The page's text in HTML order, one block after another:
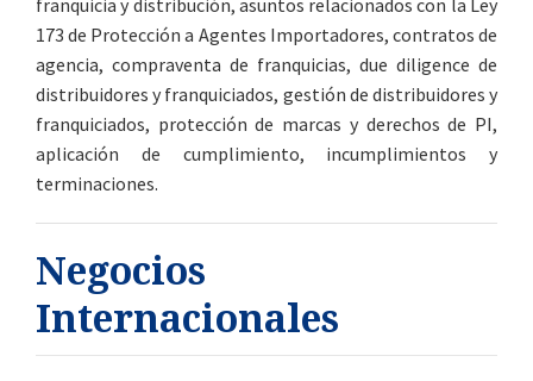
franquicia y distribución, asuntos relacionados con la Ley
173 de Protección a Agentes Importadores, contratos de
agencia, compraventa de franquicias, due diligence de
distribuidores y franquiciados, gestión de distribuidores y
franquiciados, protección de marcas y derechos de PI,
aplicación de cumplimiento, incumplimientos y
terminaciones.
Negocios
Internacionales